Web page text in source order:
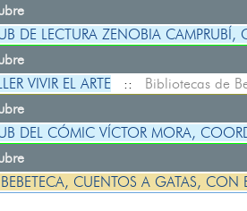
DE LECTURA ZENOBIA
VIVIR EL ARTE :: Bibliotecas de
DEL CÓMIC VÍCTOR MORA,
CUENTOS A GATAS, CON